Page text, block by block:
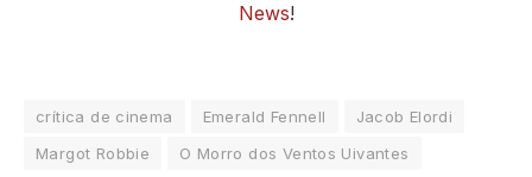
News!
crítica de cinema Emerald Fennell
Jacob Elordi
Margot Robbie
O Morro dos Ventos Uivantes